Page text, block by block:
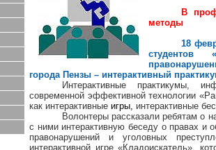
В
методы
18
студентов
города Пензы – интерактивный
Интерактивные практикумы,
современной эффективной технологии «
как интерактивные игры, интерактивные
Волонтеры рассказали ребятам о
с ними интерактивную беседу о правах и
правонарушений и уголовных
интерактивной игре «Кладоискатель»,